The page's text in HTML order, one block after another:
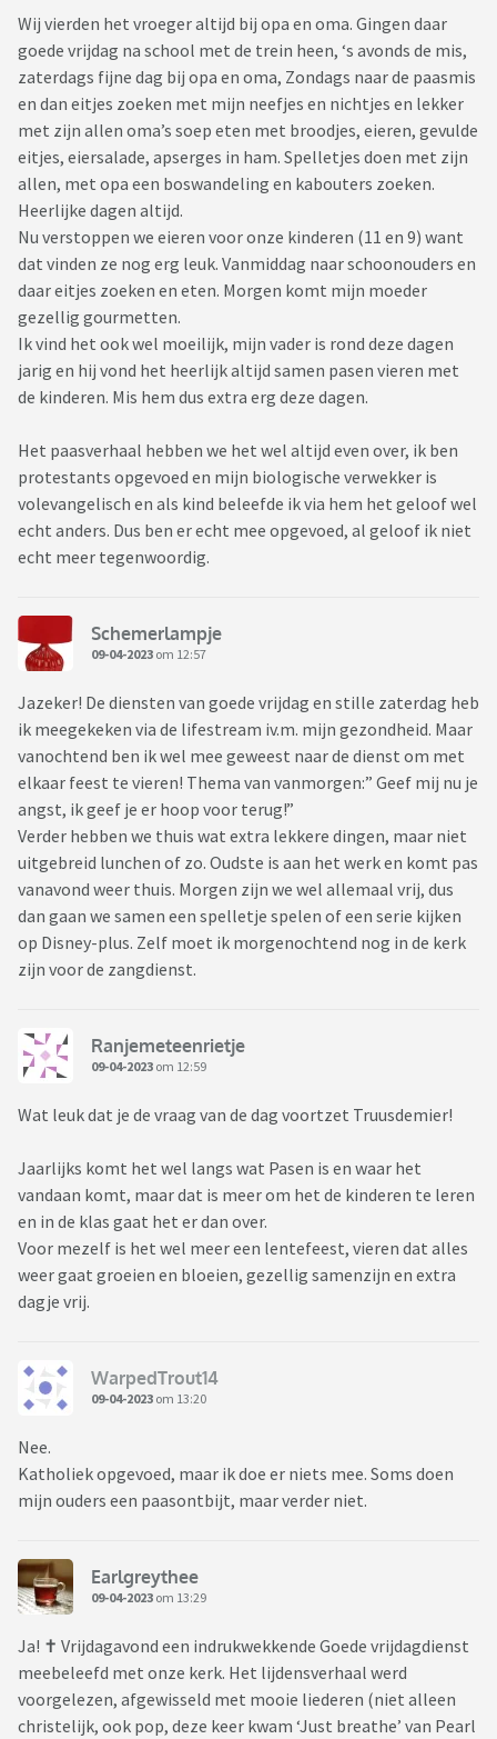
Wij vierden het vroeger altijd bij opa en oma. Gingen daar
goede vrijdag na school met de trein heen, ‘s avonds de mis,
zaterdags fijne dag bij opa en oma, Zondags naar de paasmis
en dan eitjes zoeken met mijn neefjes en nichtjes en lekker
met zijn allen oma’s soep eten met broodjes, eieren, gevulde
eitjes, eiersalade, apserges in ham. Spelletjes doen met zijn
allen, met opa een boswandeling en kabouters zoeken.
Heerlijke dagen altijd.
Nu verstoppen we eieren voor onze kinderen (11 en 9) want
dat vinden ze nog erg leuk. Vanmiddag naar schoonouders en
daar eitjes zoeken en eten. Morgen komt mijn moeder
gezellig gourmetten.
Ik vind het ook wel moeilijk, mijn vader is rond deze dagen
jarig en hij vond het heerlijk altijd samen pasen vieren met
de kinderen. Mis hem dus extra erg deze dagen.
Het paasverhaal hebben we het wel altijd even over, ik ben
protestants opgevoed en mijn biologische verwekker is
volevangelisch en als kind beleefde ik via hem het geloof wel
echt anders. Dus ben er echt mee opgevoed, al geloof ik niet
echt meer tegenwoordig.
Schemerlampje
09-04-2023 om 12:57
Jazeker! De diensten van goede vrijdag en stille zaterdag heb
ik meegekeken via de lifestream iv.m. mijn gezondheid. Maar
vanochtend ben ik wel mee geweest naar de dienst om met
elkaar feest te vieren! Thema van vanmorgen:” Geef mij nu je
angst, ik geef je er hoop voor terug!”
Verder hebben we thuis wat extra lekkere dingen, maar niet
uitgebreid lunchen of zo. Oudste is aan het werk en komt pas
vanavond weer thuis. Morgen zijn we wel allemaal vrij, dus
dan gaan we samen een spelletje spelen of een serie kijken
op Disney-plus. Zelf moet ik morgenochtend nog in de kerk
zijn voor de zangdienst.
Ranjemeteenrietje
09-04-2023 om 12:59
Wat leuk dat je de vraag van de dag voortzet Truusdemier!
Jaarlijks komt het wel langs wat Pasen is en waar het
vandaan komt, maar dat is meer om het de kinderen te leren
en in de klas gaat het er dan over.
Voor mezelf is het wel meer een lentefeest, vieren dat alles
weer gaat groeien en bloeien, gezellig samenzijn en extra
dagje vrij.
WarpedTrout14
09-04-2023 om 13:20
Nee.
Katholiek opgevoed, maar ik doe er niets mee. Soms doen
mijn ouders een paasontbijt, maar verder niet.
Earlgreythee
09-04-2023 om 13:29
Ja! ✝️ Vrijdagavond een indrukwekkende Goede vrijdagdienst
meebeleefd met onze kerk. Het lijdensverhaal werd
voorgelezen, afgewisseld met mooie liederen (niet alleen
christelijk, ook pop, deze keer kwam ‘Just breathe’ van Pearl